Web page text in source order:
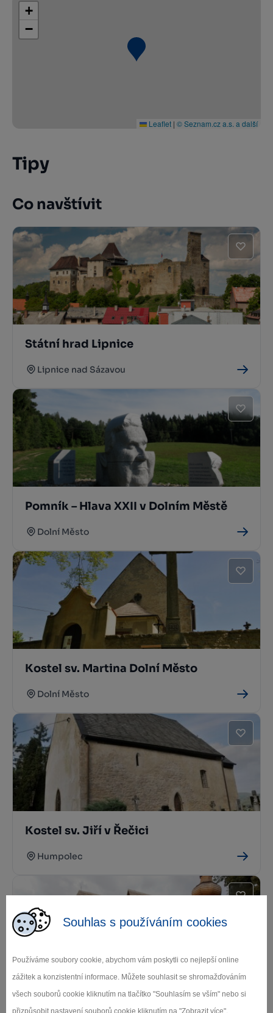
Souhlas s používáním cookies
Používáme soubory cookie, abychom vám poskytli co nejlepší online
zážitek a konzistentní informace. Můžete souhlasit se shromažďováním
všech souborů cookie kliknutím na tlačítko "Souhlasím se vším" nebo si
+
−
Leaflet | © Seznam.cz a.s. a další
Tipy
Co navštívit
Státní hrad Lipnice
Lipnice nad Sázavou
Pomník – Hlava XXII v Dolním Městě
Dolní Město
Kostel sv. Martina Dolní Město
Dolní Město
Kostel sv. Jiří v Řečici
Humpolec
Kostel sv. Markéty Loukov